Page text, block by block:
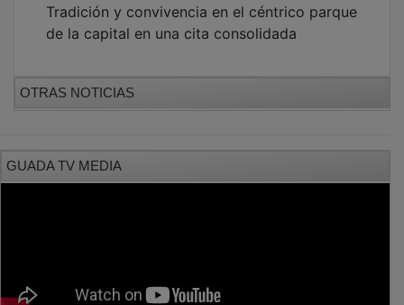
Tradición y convivencia en el céntrico parque
de la capital en una cita consolidada
OTRAS NOTICIAS
GUADA TV MEDIA